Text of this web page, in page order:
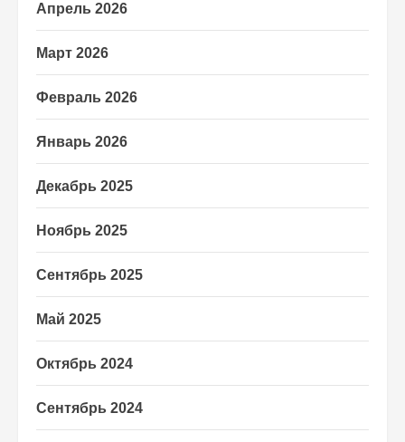
Апрель 2026
Март 2026
Февраль 2026
Январь 2026
Декабрь 2025
Ноябрь 2025
Сентябрь 2025
Май 2025
Октябрь 2024
Сентябрь 2024